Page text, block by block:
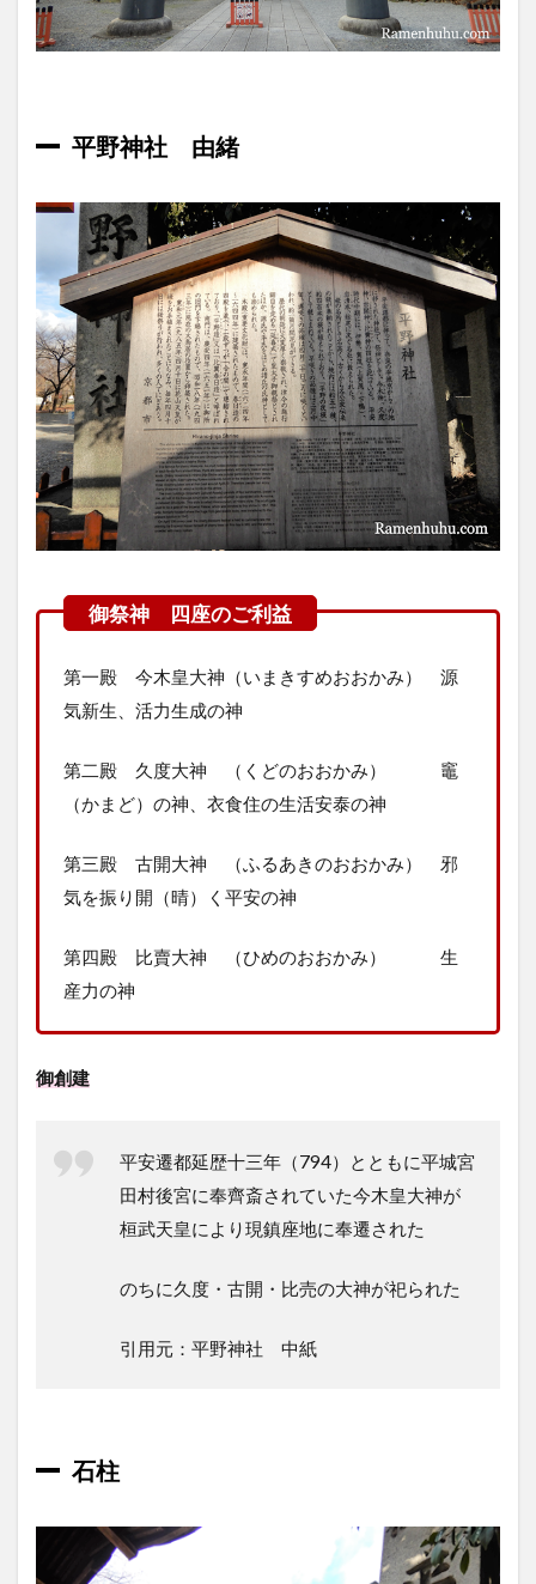
1.5
平
野神社で
1.6
御朱
印
帳・
御朱
印
2.1
授与
所
2.2
御朱
印
帳・
帳箱
2.3
印
3
ク
ス
4
と
平野神社 由緒
第一殿 今木皇大神（いまきすめおおかみ） 源
気新生、活力生成の神
第二殿 久度大神 （くどのおおかみ） 竈
（かまど）の神、衣食住の生活安泰の神
第三殿 古開大神 （ふるあきのおおかみ） 邪
気を振り開（晴）く平安の神
第四殿 比賣大神 （ひめのおおかみ） 生
産力の神
御創建
平安遷都延歴十三年（794）とともに平城宮
田村後宮に奉齊斎されていた今木皇大神が
桓武天皇により現鎮座地に奉遷された
のちに久度・古開・比売の大神が祀られた
引用元：平野神社 中紙
石柱